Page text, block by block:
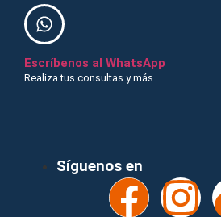
Escríbenos al WhatsApp
Realiza tus consultas y más
Síguenos en